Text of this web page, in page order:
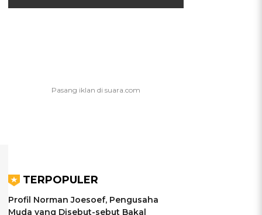
TERPOPULER
Profil Norman Joesoef, Pengusaha
Muda yang Disebut-sebut Bakal